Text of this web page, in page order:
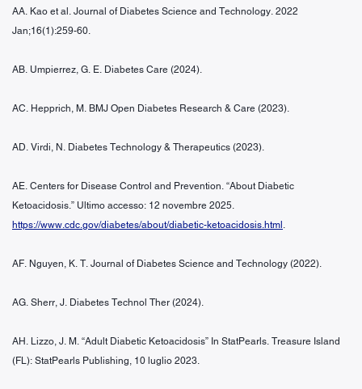
AA. Kao et al. Journal of Diabetes Science and Technology. 2022
Jan;16(1):259-60.
AB. Umpierrez, G. E. Diabetes Care (2024).
AC. Hepprich, M. BMJ Open Diabetes Research & Care (2023).
AD. Virdi, N. Diabetes Technology & Therapeutics (2023).
AE. Centers for Disease Control and Prevention. “About Diabetic
Ketoacidosis.” Ultimo accesso: 12 novembre 2025.
https://www.cdc.gov/diabetes/about/diabetic-ketoacidosis.html
AF. Nguyen, K. T. Journal of Diabetes Science and Technology (2022).
AG. Sherr, J. Diabetes Technol Ther (2024).
AH. Lizzo, J. M. “Adult Diabetic Ketoacidosis” In StatPearls. Treasure Island
(FL): StatPearls Publishing, 10 luglio 2023.